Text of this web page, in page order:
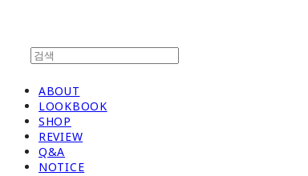
ABOUT
LOOKBOOK
SHOP
REVIEW
Q&A
NOTICE